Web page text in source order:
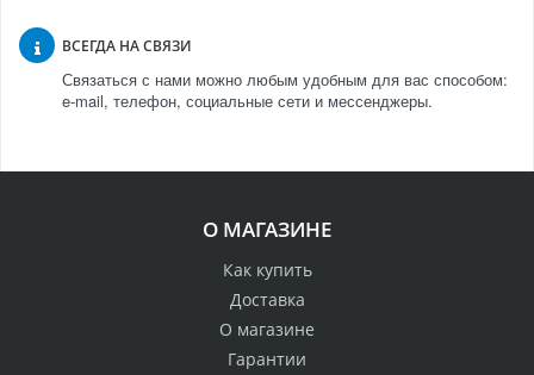
ВСЕГДА НА СВЯЗИ
Связаться с нами можно любым удобным для вас способом:
e-mail, телефон, социальные сети и мессенджеры.
О МАГАЗИНЕ
Как купить
Доставка
О магазине
Гарантии